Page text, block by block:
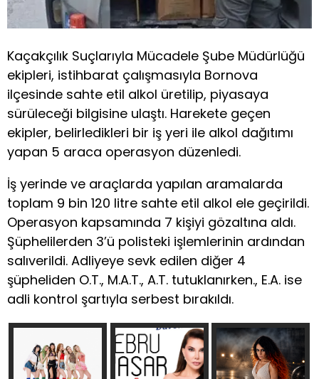
Kaçakçılık Suçlarıyla Mücadele Şube Müdürlüğü
ekipleri, istihbarat çalışmasıyla Bornova
ilçesinde sahte etil alkol üretilip, piyasaya
sürüleceği bilgisine ulaştı. Harekete geçen
ekipler, belirledikleri bir iş yeri ile alkol dağıtımı
yapan 5 araca operasyon düzenledi.
İş yerinde ve araçlarda yapılan aramalarda
toplam 9 bin 120 litre sahte etil alkol ele geçirildi.
Operasyon kapsamında 7 kişiyi gözaltına aldı.
Şüphelilerden 3’ü polisteki işlemlerinin ardından
salıverildi. Adliyeye sevk edilen diğer 4
şüpheliden O.T., M.A.T., A.T. tutuklanırken., E.A. ise
adli kontrol şartıyla serbest bırakıldı.